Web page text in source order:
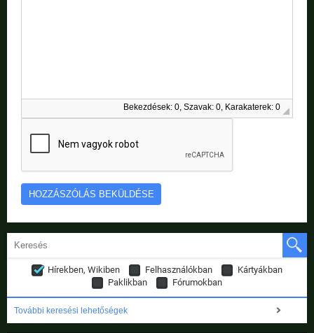
Bekezdések: 0, Szavak: 0, Karakaterek: 0
Hírekben, Wikiben Felhasználókban
Kártyákban
Paklikban
Fórumokban
További keresési lehetőségek